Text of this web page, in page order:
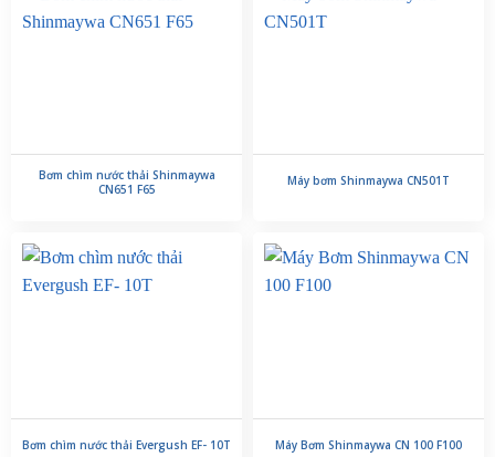
Bơm chìm nước thải Shinmaywa
CN651 F65
Máy bơm Shinmaywa CN501T
Bơm chìm nước thải Evergush EF- 10T Máy Bơm Shinmaywa CN 100 F100